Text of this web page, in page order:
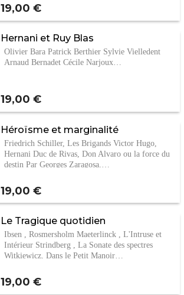
Prix
19,00 €
Hernani et Ruy Blas
Olivier Bara Patrick Berthier Sylvie Vielledent
Arnaud Bernadet Cécile Narjoux…
Prix
19,00 €
Héroïsme et marginalité
Friedrich Schiller, Les Brigands Victor Hugo,
Hernani Duc de Rivas, Don Alvaro ou la force du
destin Par Georges Zaragosa,…
Prix
19,00 €
Le Tragique quotidien
Ibsen , Rosmersholm Maeterlinck , L'Intruse et
Intérieur Strindberg , La Sonate des spectres
Witkiewicz, Dans le Petit Manoir…
Prix
19,00 €